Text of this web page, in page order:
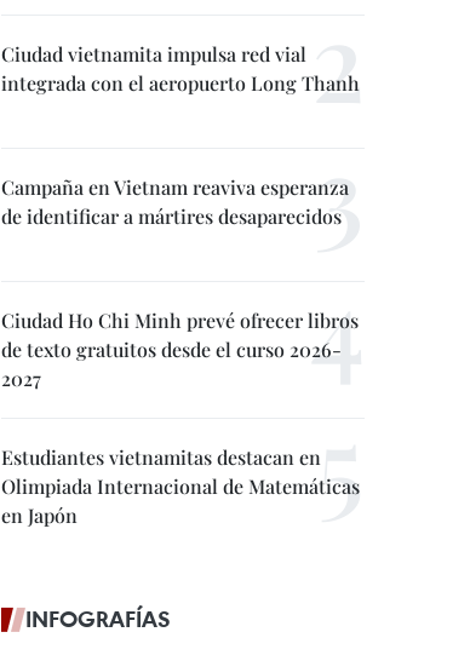
Ciudad vietnamita impulsa red vial
integrada con el aeropuerto Long Thanh
Campaña en Vietnam reaviva esperanza
de identificar a mártires desaparecidos
Ciudad Ho Chi Minh prevé ofrecer libros
de texto gratuitos desde el curso 2026-
2027
Estudiantes vietnamitas destacan en
Olimpiada Internacional de Matemáticas
en Japón
INFOGRAFÍAS